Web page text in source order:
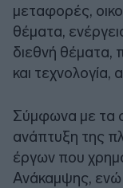
μεταφορές,
θέματα,
διεθνή θέματα,
και τεχνολογία,
Σύμφωνα με τα
ανάπτυξη της
έργων που
Ανάκαμψης,